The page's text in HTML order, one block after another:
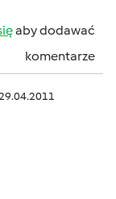
aby dodawać
komentarze